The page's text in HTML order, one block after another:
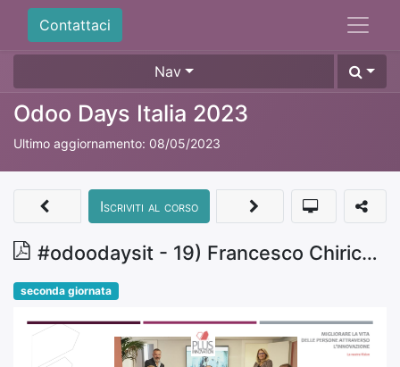
Contattaci
Nav
Odoo Days Italia 2023
Ultimo aggiornamento: 08/05/2023
#odoodaysit - 19) Francesco Chirico - Odoo e Industria 4.0. Criticità ed opportunità.
Iscriviti al corso
seconda giornata